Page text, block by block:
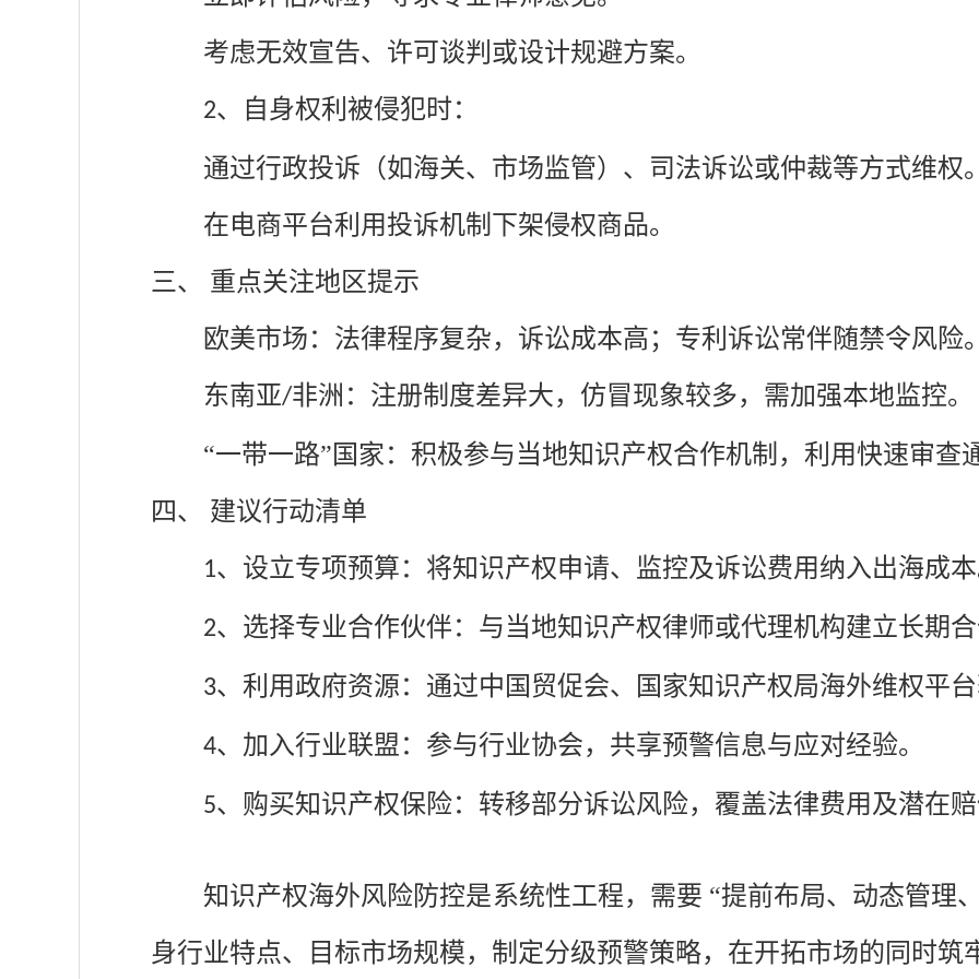
考虑无效宣告、许可谈判或设计规避方案。
2、 自身权利被侵犯时：
通过行政投诉（如海关、市场监管）、司法诉讼或仲裁等方式维权。
在电商平台利用投诉机制下架侵权商品。
三、
重点关注地区提示
欧美市场：法律程序复杂，诉讼成本高；专利诉讼常伴随禁令风险。
东南亚/非洲：注册制度差异大，仿冒现象较多，需加强本地监控。
“一带一路”国家：积极参与当地知识产权合作机制，利用快速审查
四、
建议行动清单
1、 设立专项预算：将知识产权申请、监控及诉讼费用纳入出海成本
2、 选择专业合作伙伴：与当地知识产权律师或代理机构建立长期合
3、 利用政府资源：通过中国贸促会、国家知识产权局海外维权平台
4、 加入行业联盟：参与行业协会，共享预警信息与应对经验。
5、 购买知识产权保险：转移部分诉讼风险，覆盖法律费用及潜在赔
知识产权海外风险防控是系统性工程，需要 “提前布局、动态管理
身行业特点、目标市场规模，制定分级预警策略，在开拓市场的同时筑